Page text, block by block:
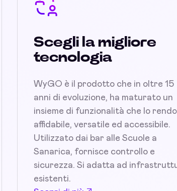
Scegli la migliore
tecnologia
WyGO è il prodotto che in oltre 15
anni di evoluzione, ha maturato un
insieme di funzionalità che lo
affidabile, versatile ed accessibile.
Utilizzato dai bar alle Scuole a
Sanarica, fornisce controllo e
sicurezza. Si adatta ad
esistenti.